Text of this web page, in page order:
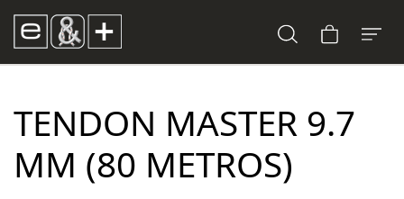
TENDON MASTER 9.7
MM (80 METROS)